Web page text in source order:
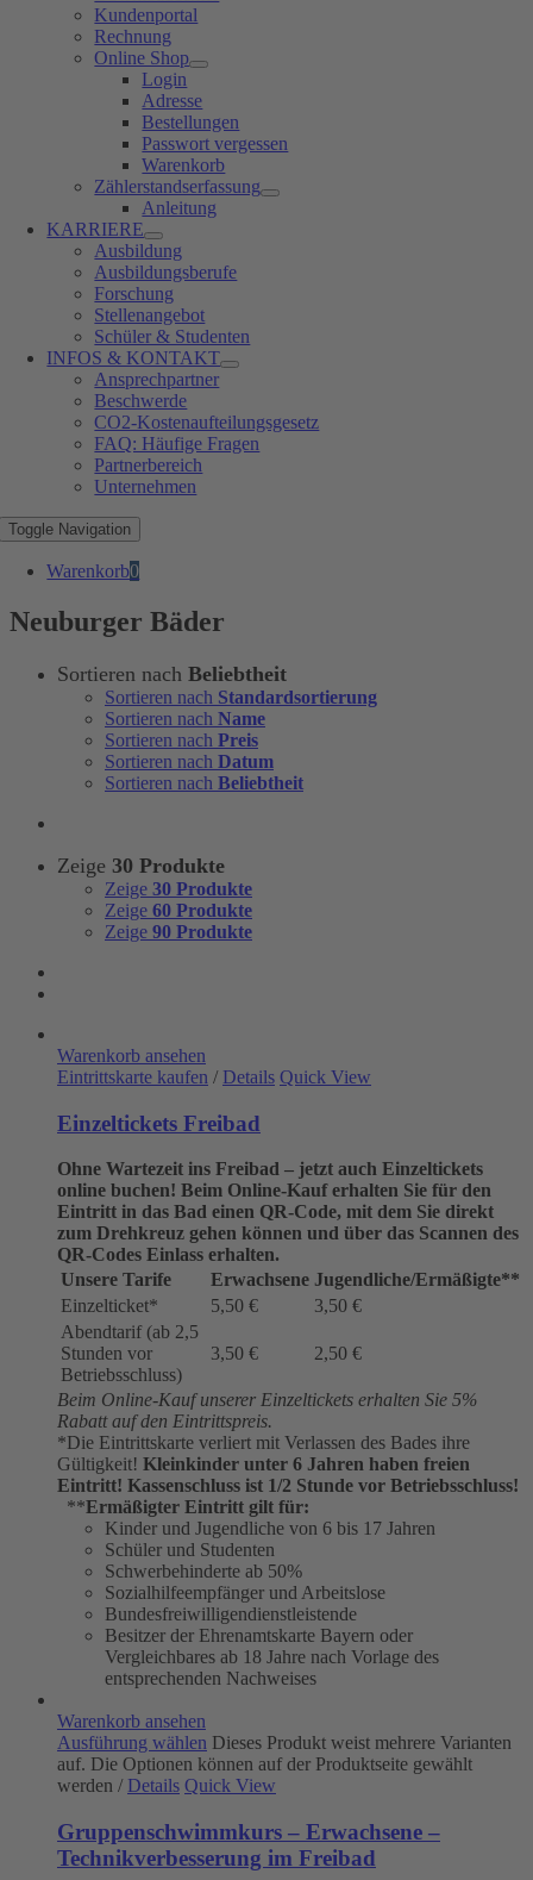
Kundenportal
Rechnung
Online Shop
Login
Adresse
Bestellungen
Passwort vergessen
Warenkorb
Zählerstandserfassung
Anleitung
KARRIERE
Ausbildung
Ausbildungsberufe
Forschung
Stellenangebot
Schüler & Studenten
INFOS & KONTAKT
Ansprechpartner
Beschwerde
CO2-Kostenaufteilungsgesetz
FAQ: Häufige Fragen
Partnerbereich
Unternehmen
Toggle Navigation
Warenkorb0
Neuburger Bäder
Sortieren nach Beliebtheit
Sortieren nach Standardsortierung
Sortieren nach Name
Sortieren nach Preis
Sortieren nach Datum
Sortieren nach Beliebtheit
Zeige 30 Produkte
Zeige 30 Produkte
Zeige 60 Produkte
Zeige 90 Produkte
Warenkorb ansehen
Eintrittskarte kaufen / Details Quick View
Einzeltickets Freibad
Ohne Wartezeit ins Freibad – jetzt auch Einzeltickets
online buchen! Beim Online-Kauf erhalten Sie für den
Eintritt in das Bad einen QR-Code, mit dem Sie direkt
zum Drehkreuz gehen können und über das Scannen des
QR-Codes Einlass erhalten.
Unsere Tarife
Erwachsene Jugendliche/Ermäßigte**
Einzelticket*
5,50 €
3,50 €
Abendtarif (ab 2,5
Stunden vor
Betriebsschluss)
3,50 € 2,50 €
Beim Online-Kauf unserer Einzeltickets erhalten Sie 5%
Rabatt auf den Eintrittspreis.
*Die Eintrittskarte verliert mit Verlassen des Bades ihre
Gültigkeit! Kleinkinder unter 6 Jahren haben freien
Eintritt! Kassenschluss ist 1/2 Stunde vor Betriebsschluss!
**Ermäßigter Eintritt gilt für:
Kinder und Jugendliche von 6 bis 17 Jahren
Schüler und Studenten
Schwerbehinderte ab 50%
Sozialhilfeempfänger und Arbeitslose
Bundesfreiwilligendienstleistende
Besitzer der Ehrenamtskarte Bayern oder
Vergleichbares ab 18 Jahre nach Vorlage des
entsprechenden Nachweises
Warenkorb ansehen
Ausführung wählen Dieses Produkt weist mehrere Varianten
auf. Die Optionen können auf der Produktseite gewählt
werden / Details Quick View
Gruppenschwimmkurs – Erwachsene –
Technikverbesserung im Freibad